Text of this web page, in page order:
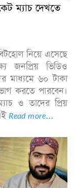
ম্যাচ দেখতে
নিয়ে এসেছে
জনপ্রিয় ভিডিও
মাধ্যমে ৬০ টাকা
করতে পারবেন।
ম্যাচ ও তাদের প্রিয়
Read more...